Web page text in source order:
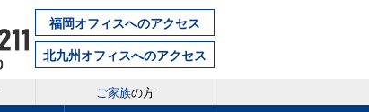
福岡オフィスへのアクセス
北九州オフィスへのアクセス
ご家族の方